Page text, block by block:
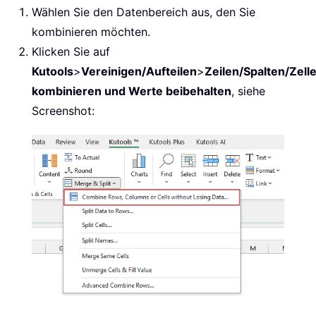
Wählen Sie den Datenbereich aus, den Sie
kombinieren möchten.
Klicken Sie auf
Kutools>Vereinigen/Aufteilen>Zeilen/Spalten/
kombinieren und Werte beibehalten, siehe
Screenshot: